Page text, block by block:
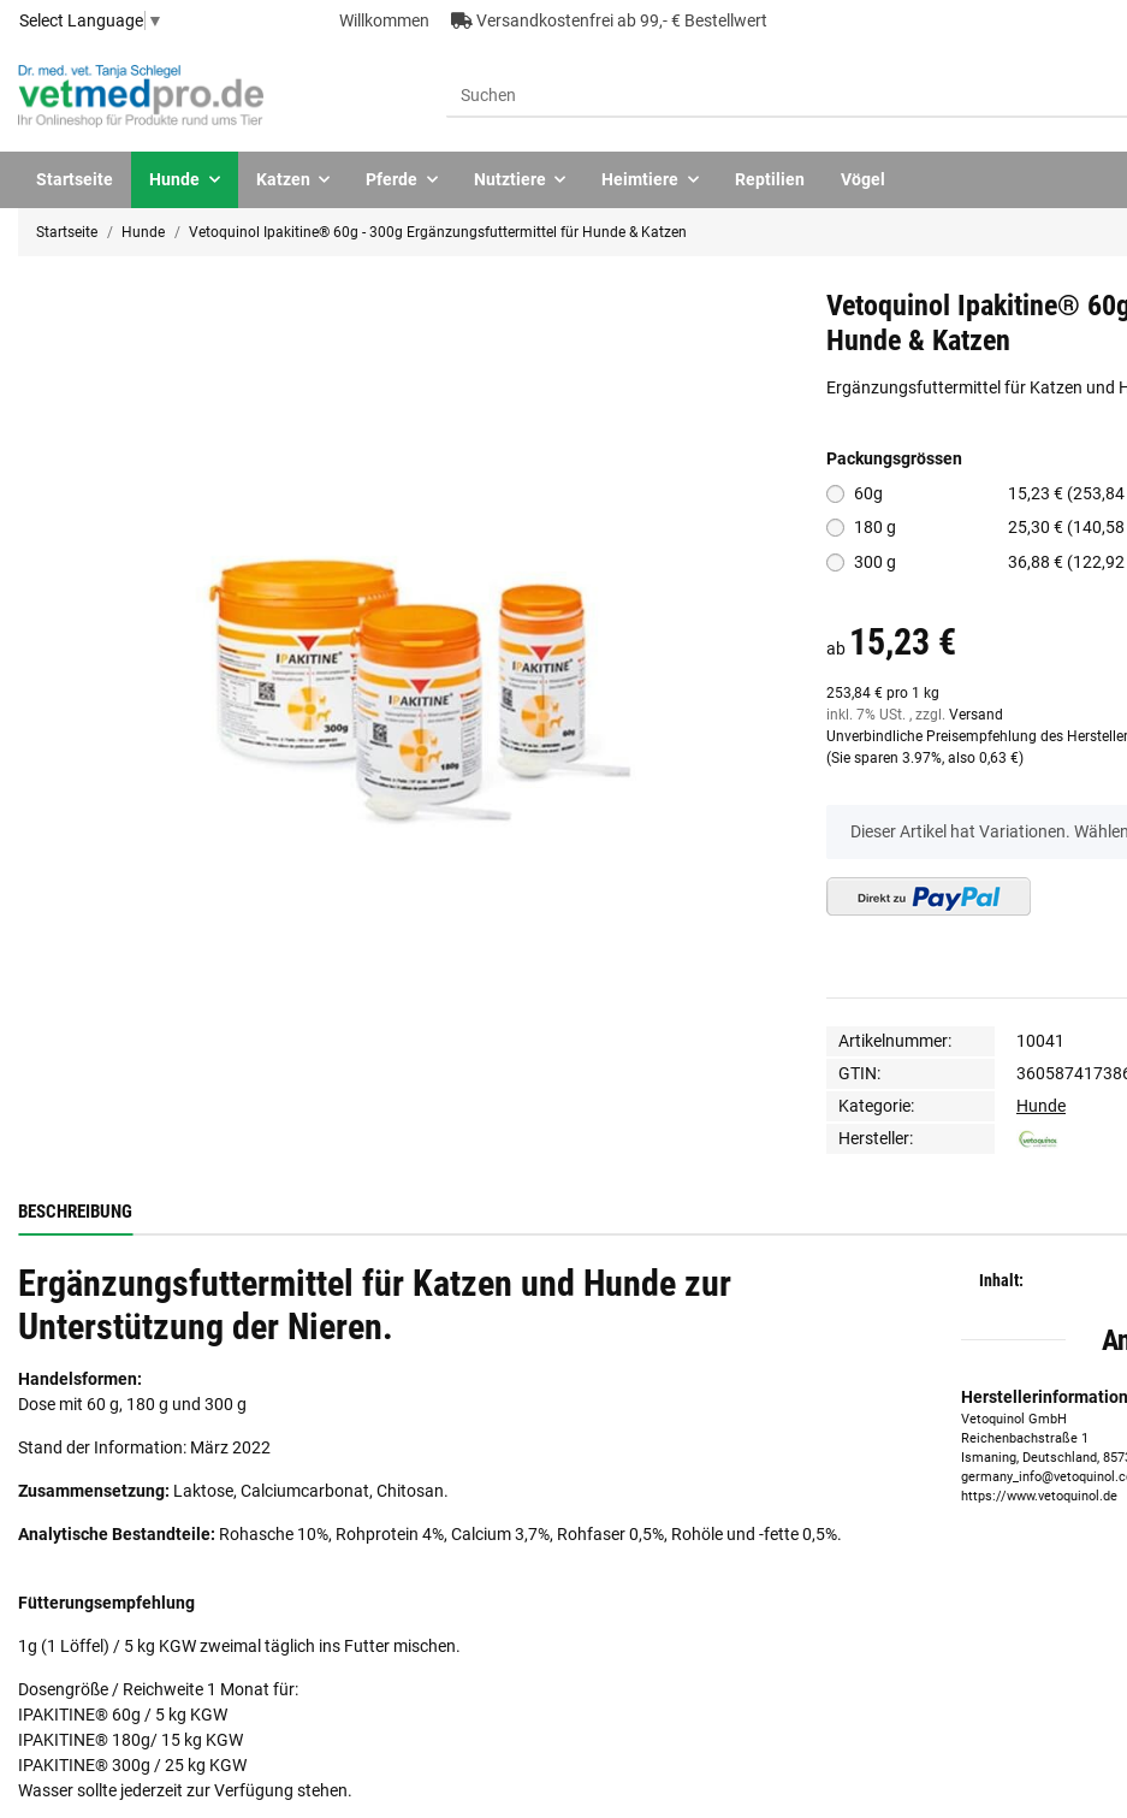
Select Language ▼ Willkommen Versandkostenfrei ab 99,- € Bestellwert
Hunde Katzen Pferde Nutztiere Heimtiere Reptilien Vögel
Startseite
Startseite Hunde Vetoquinol Ipakitine® 60g - 300g Ergänzungsfuttermittel für Hunde & Katzen
Vetoquinol Ipakitine®
Hunde & Katzen
Ergänzungsfuttermittel für Katzen und
Packungsgrössen
60g
15,23 €
180 g
25,30 €
300 g
36,88 €
ab 15,23 €
253,84 € pro 1 kg
inkl. 7% USt. , zzgl. Versand
Unverbindliche Preisempfehlung des
(Sie sparen 3.97%, also 0,63 €)
x
Dieser Artikel hat Variationen.
Artikelnummer:
10041
GTIN:
Kategorie:
Hunde
Hersteller:
BESCHREIBUNG
Ergänzungsfuttermittel für Katzen und Hunde zur
Unterstützung der Nieren.
Handelsformen:
Dose mit 60 g, 180 g und 300 g
Stand der Information: März 2022
Zusammensetzung: Laktose, Calciumcarbonat, Chitosan.
Analytische Bestandteile: Rohasche 10%, Rohprotein 4%, Calcium 3,7%, Rohfaser 0,5%, Rohöle und -fette 0,5%.
Fütterungsempfehlung
1g (1 Löffel) / 5 kg KGW zweimal täglich ins Futter mischen.
Dosengröße / Reichweite 1 Monat für:
IPAKITINE® 60g / 5 kg KGW
IPAKITINE® 180g/ 15 kg KGW
IPAKITINE® 300g / 25 kg KGW
Wasser sollte jederzeit zur Verfügung stehen.
Inhalt:
Vetoquinol GmbH
Reichenbachstraße 1
Ismaning, Deutschland,
https://www.vetoquinol.de